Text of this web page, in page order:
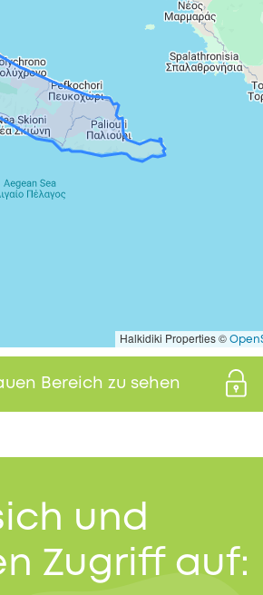
Halkidiki Properties ©
Bereich zu sehen
und
Zugriff auf: